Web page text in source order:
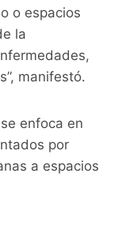
o espacios
la
manifestó.
enfoca en
por
a espacios